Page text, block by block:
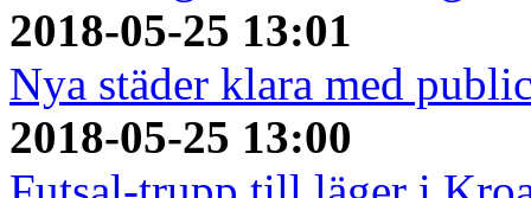
2018-05-25 13:01
Nya städer klara med
2018-05-25 13:00